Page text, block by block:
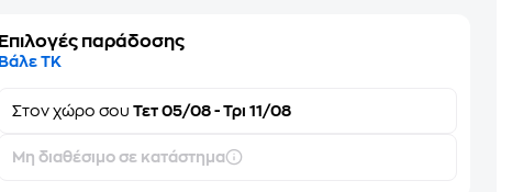
Επιλογές παράδοσης
Βάλε ΤΚ
Στονχώρο σου Τετ 05/08 - Τρι 11/08
Μη διαθέσιμο σε κατάστημα